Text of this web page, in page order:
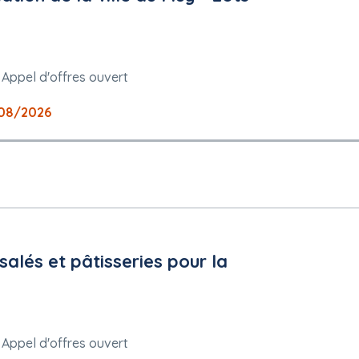
Appel d'offres ouvert
2026
et pâtisseries pour la
Appel d'offres ouvert